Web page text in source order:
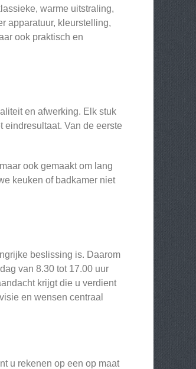
warme uitstraling,
apparatuur, kleurstelling,
ook praktisch en
en afwerking. Elk stuk
eindresultaat. Van de eerste
ook gemaakt om lang
keuken of badkamer niet
beslissing is. Daarom
van 8.30 tot 17.00 uur
krijgt die u verdient
en wensen centraal
u rekenen op een op maat